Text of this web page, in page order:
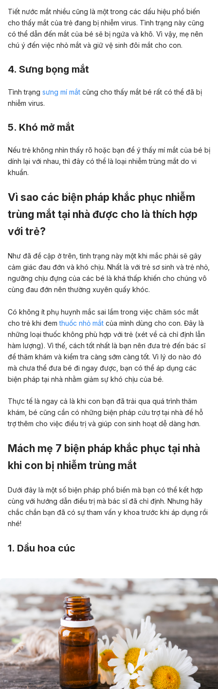
Tiết nước mắt nhiều cũng là một trong các dấu hiệu phổ biến
cho thấy mắt của trẻ đang bị nhiễm virus. Tình trạng này cũng
có thể dẫn đến mắt của bé sẽ bị ngứa và khô. Vì vậy, mẹ nên
chú ý đến việc nhỏ mắt và giữ vệ sinh đôi mắt cho con.
4. Sưng bọng mắt
Tình trạng sưng mí mắt cũng cho thấy mắt bé rất có thể đã bị
nhiễm virus.
5. Khó mở mắt
Nếu trẻ không nhìn thấy rõ hoặc bạn để ý thấy mí mắt của bé bị
dính lại với nhau, thì đây có thể là loại nhiễm trùng mắt do vi
khuẩn.
Vì sao các biện pháp khắc phục nhiễm
trùng mắt tại nhà được cho là thích hợp
với trẻ?
Như đã đề cập ở trên, tình trạng này một khi mắc phải sẽ gây
cảm giác đau đớn và khó chịu. Nhất là với trẻ sơ sinh và trẻ nhỏ,
ngưỡng chịu đựng của các bé là khá thấp khiến cho chúng vô
cùng đau đớn nên thường xuyên quấy khóc.
Có không ít phụ huynh mắc sai lầm trong việc chăm sóc mắt
cho trẻ khi đemthuốc nhỏ mắt của mình dùng cho con. Đây là
những loại thuốc không phù hợp với trẻ (xét về cả chỉ định lẫn
hàm lượng). Vì thế, cách tốt nhất là bạn nên đưa trẻ đến bác sĩ
để thăm khám và kiểm tra càng sớm càng tốt. Vì lý do nào đó
mà chưa thể đưa bé đi ngay được, bạn có thể áp dụng các
biện pháp tại nhà nhằm giảm sự khó chịu của bé.
Thực tế là ngay cả là khi con bạn đã trải qua quá trình thăm
khám, bé cũng cần có những biện pháp cứu trợ tại nhà để hỗ
trợ thêm cho việc điều trị và giúp con sinh hoạt dễ dàng hơn.
Mách mẹ 7 biện pháp khắc phục tại nhà
khi con bị nhiễm trùng mắt
Dưới đây là một số biện pháp phổ biến mà bạn có thể kết hợp
cùng với hướng dẫn điều trị mà bác sĩ đã chỉ định. Nhưng hãy
chắc chắn bạn đã có sự tham vấn y khoa trước khi áp dụng rồi
nhé!
1. Dầu hoa cúc